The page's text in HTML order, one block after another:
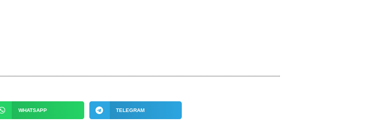
WHATSAPP TELEGRAM